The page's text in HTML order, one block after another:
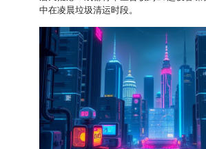
中在凌晨垃圾清运时段。